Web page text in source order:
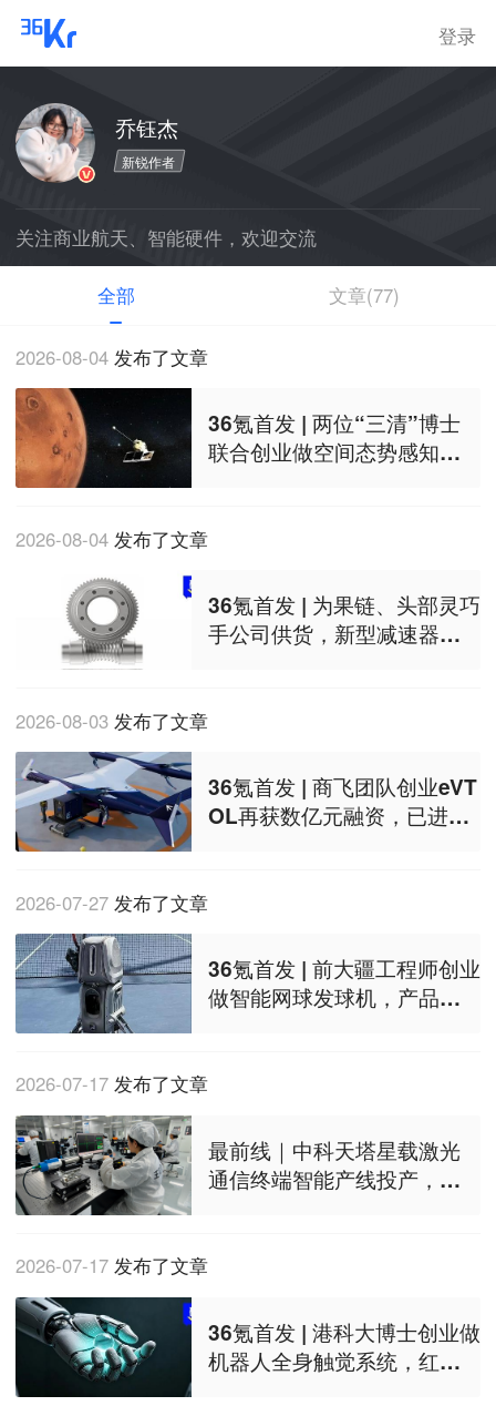
登录
乔钰杰
新锐作者
关注商业航天、智能硬件，欢迎交流
全部 文章(77)
2026-08-04 发布了文章
36氪首发 | 两位“三清”博士
联合创业做空间态势感知服
2026-08-04 发布了文章
36氪首发 | 为果链、头部灵巧
手公司供货，新型减速器厂
2026-08-03 发布了文章
36氪首发 | 商飞团队创业eVT
OL再获数亿元融资，已进入
2026-07-27 发布了文章
36氪首发 | 前大疆工程师创业
做智能网球发球机，产品已
2026-07-17 发布了文章
最前线｜中科天塔星载激光
通信终端智能产线投产，一
2026-07-17 发布了文章
36氪首发 | 港科大博士创业做
机器人全身触觉系统，红